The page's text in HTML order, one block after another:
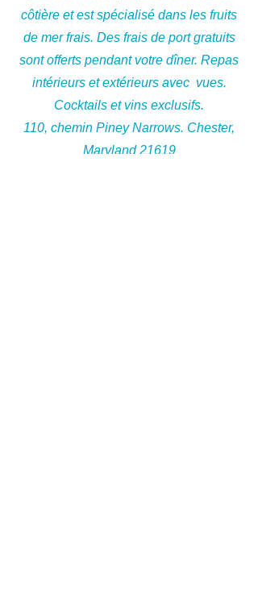
côtière et est spécialisé dans les fruits
de mer frais. Des frais de port gratuits
sont offerts pendant votre dîner. Repas
intérieurs et extérieurs avec vues.
Cocktails et vins exclusifs.
110, chemin Piney Narrows. Chester,
Maryland 21619